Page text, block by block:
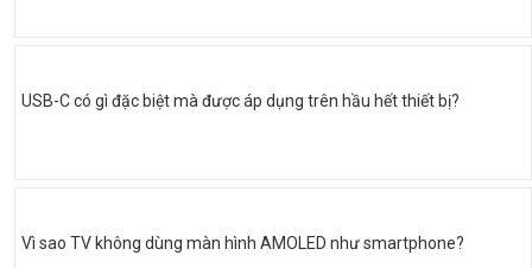
USB-C có gì đặc biệt mà được áp dụng trên hầu hết thiết bị?
Vì sao TV không dùng màn hình AMOLED như smartphone?